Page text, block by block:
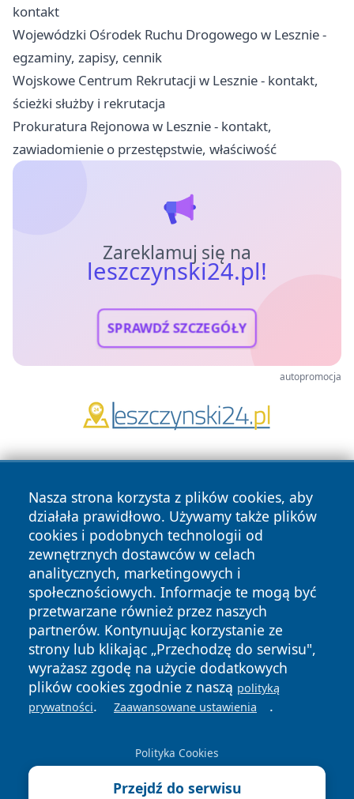
kontakt
Wojewódzki Ośrodek Ruchu Drogowego w Lesznie -
egzaminy, zapisy, cennik
Wojskowe Centrum Rekrutacji w Lesznie - kontakt,
ścieżki służby i rekrutacja
Prokuratura Rejonowa w Lesznie - kontakt,
zawiadomienie o przestępstwie, właściwość
Zareklamuj się na
leszczynski24.pl!
SPRAWDŹ SZCZEGÓŁY
autopromocja
Nasza strona korzysta z plików cookies, aby
działała prawidłowo. Używamy także plików
cookies i podobnych technologii od
zewnętrznych dostawców w celach
analitycznych, marketingowych i
społecznościowych. Informacje te mogą być
przetwarzane również przez naszych
partnerów. Kontynuując korzystanie ze
strony lub klikając „Przechodzę do serwisu",
wyrażasz zgodę na użycie dodatkowych
plików cookies zgodnie z naszą polityką
prywatności. Zaawansowane ustawienia .
Polityka Cookies
Przejdź do serwisu
Copyright © 2026 leszczynski24.pl Wszystkie prawa
zastrzeżone.
News Autorzy
Polityka
Prywatności
Polityka
Cookies